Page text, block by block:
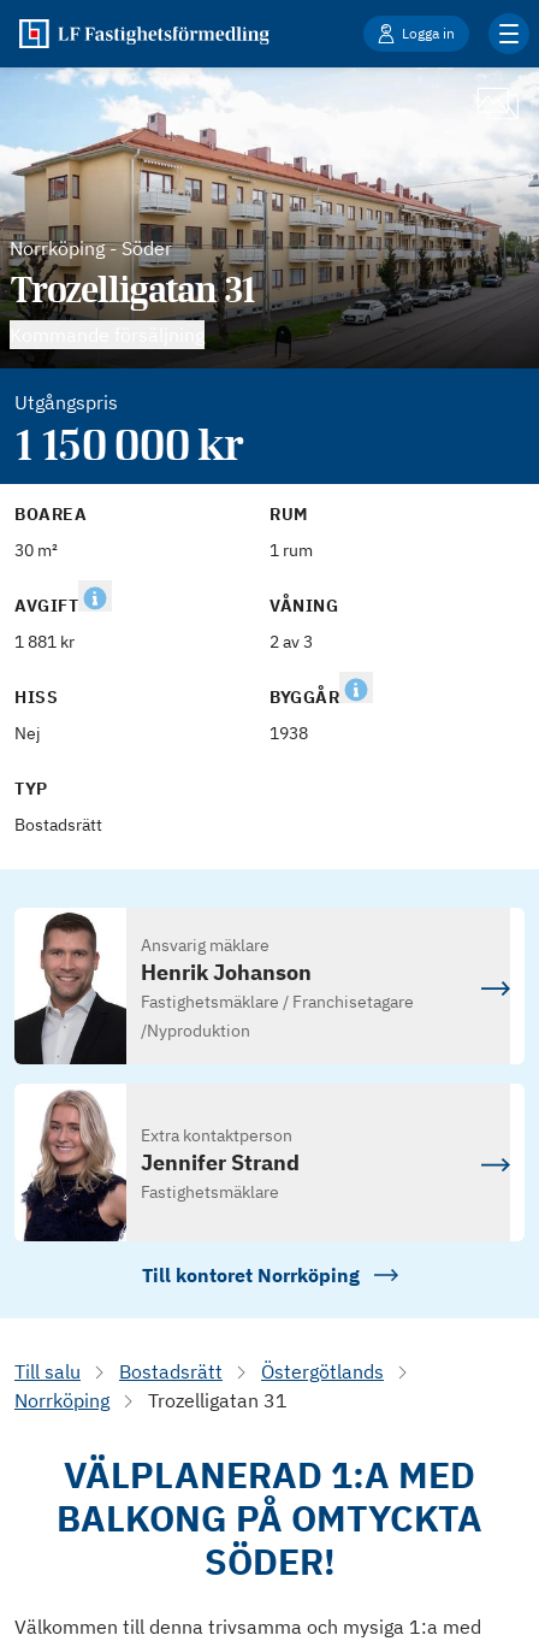
Logga in
Norrköping-Söder
Trozelligatan 31
Utgångspris
1 150 000kr
BOAREA
30 m²
RUM
1 rum
AVGIFT
1 881 kr
VÅNING
2 av 3
HISS
Nej
BYGGÅR
1938
TYP
Bostadsrätt
Ansvarig mäklare
Henrik Johanson
Fastighetsmäklare / Franchisetagare
/Nyproduktion
Extra kontaktperson
Jennifer Strand
Fastighetsmäklare
Till kontoret Norrköping
Till salu Bostadsrätt
Östergötlands
Norrköping
Trozelligatan 31
VÄLPLANERAD 1:A MED
BALKONG PÅ OMTYCKTA
SÖDER!
Välkommen till denna trivsamma och mysiga 1:a med